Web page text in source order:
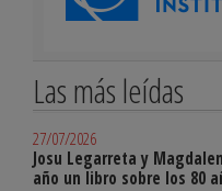
Las más leídas
27/07/2026
Josu Legarreta y
año un libro sobre los 80